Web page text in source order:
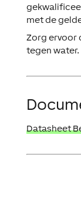
met de
Zorg ervoor
tegen water.
Datasheet